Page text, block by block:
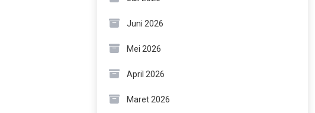
Juni 2026
Mei 2026
April 2026
Maret 2026